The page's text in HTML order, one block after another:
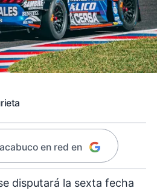
en red en
disputará la sexta fecha